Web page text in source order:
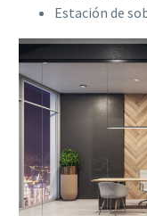
Estación de